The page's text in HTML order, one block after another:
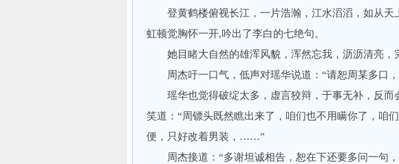
登黄鹤楼俯视长江，一片浩瀚，江水滔滔，如从天
虹顿觉胸怀一开,吟出了李白的七绝句。
她目睹大自然的雄浑风貌，浑然忘我，沥沥清亮，
周杰吁一口气，低声对瑶华说道：“请恕周某多口，
瑶华也觉得破绽太多，虚言狡辩，于事无补，反而
笑道：“周镖头既然瞧出来了，咱们也不用瞒你了，咱
便，只好改着男装，……”
周杰接道：“多谢坦诚相告，恕在下还要多问一句，